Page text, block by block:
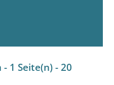
1 Seite(n) - 20